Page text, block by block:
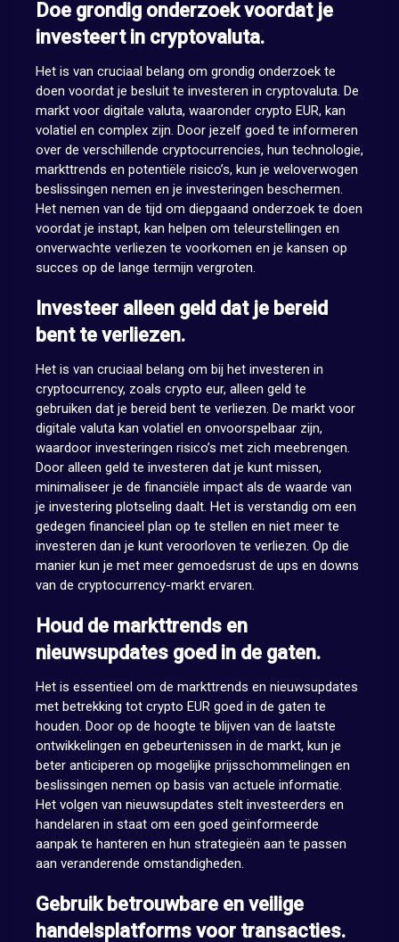
Doe grondig onderzoek voordat je
investeert in cryptovaluta.
Het is van cruciaal belang om grondig onderzoek te
doen voordat je besluit te investeren in cryptovaluta. De
markt voor digitale valuta, waaronder crypto EUR, kan
volatiel en complex zijn. Door jezelf goed te informeren
over de verschillende cryptocurrencies, hun technologie,
markttrends en potentiële risico’s, kun je weloverwogen
beslissingen nemen en je investeringen beschermen.
Het nemen van de tijd om diepgaand onderzoek te doen
voordat je instapt, kan helpen om teleurstellingen en
onverwachte verliezen te voorkomen en je kansen op
succes op de lange termijn vergroten.
Investeer alleen geld dat je bereid
bent te verliezen.
Het is van cruciaal belang om bij het investeren in
cryptocurrency, zoals crypto eur, alleen geld te
gebruiken dat je bereid bent te verliezen. De markt voor
digitale valuta kan volatiel en onvoorspelbaar zijn,
waardoor investeringen risico’s met zich meebrengen.
Door alleen geld te investeren dat je kunt missen,
minimaliseer je de financiële impact als de waarde van
je investering plotseling daalt. Het is verstandig om een
gedegen financieel plan op te stellen en niet meer te
investeren dan je kunt veroorloven te verliezen. Op die
manier kun je met meer gemoedsrust de ups en downs
van de cryptocurrency-markt ervaren.
Houd de markttrends en
nieuwsupdates goed in de gaten.
Het is essentieel om de markttrends en nieuwsupdates
met betrekking tot crypto EUR goed in de gaten te
houden. Door op de hoogte te blijven van de laatste
ontwikkelingen en gebeurtenissen in de markt, kun je
beter anticiperen op mogelijke prijsschommelingen en
beslissingen nemen op basis van actuele informatie.
Het volgen van nieuwsupdates stelt investeerders en
handelaren in staat om een goed geïnformeerde
aanpak te hanteren en hun strategieën aan te passen
aan veranderende omstandigheden.
Gebruik betrouwbare en veilige
handelsplatforms voor transacties.